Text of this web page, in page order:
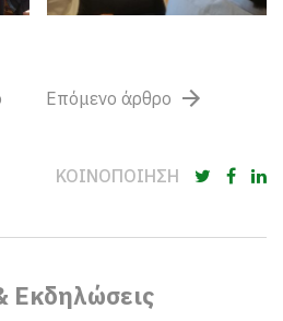
Επόμενο άρθρο
ΚΟΙΝΟΠΟΙΗΣΗ
Εκδηλώσεις